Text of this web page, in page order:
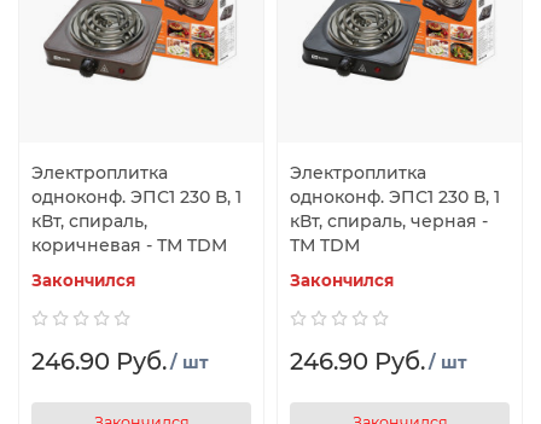
Электроплитка
одноконф. ЭПС1 230 В, 1
кВт, спираль,
коричневая - ТМ TDM
Закончился
246.90 Руб./ шт
Электроплитка
одноконф. ЭПС1 230 В, 1
кВт, спираль, черная -
ТМ TDM
Закончился
246.90 Руб./ шт